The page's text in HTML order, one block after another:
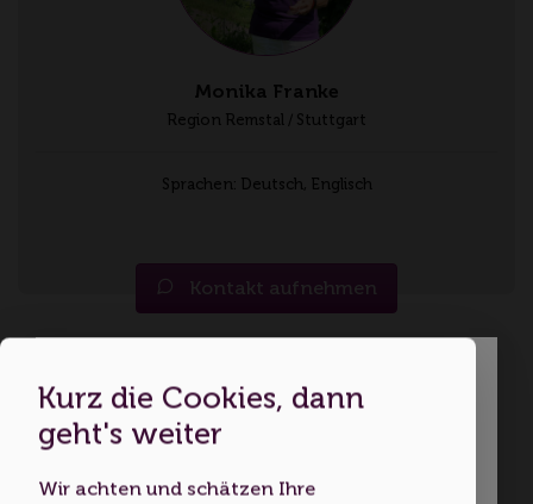
Monika Franke
Region Remstal / Stuttgart
Sprachen: Deutsch, Englisch
Kontakt aufnehmen
Region Remstal-Stuttgart
Termin auf Anfrage
Dies ist eine Webseite für
Erwachsene
Kurz die Cookies, dann
geht's weiter
Wir achten und schätzen Ihre